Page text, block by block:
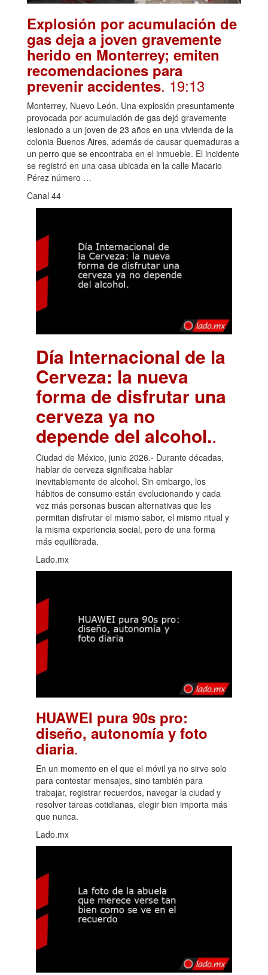
Explosión por acumulación de
gas deja a joven gravemente
herido en Monterrey; emiten
recomendaciones para
prevenir accidentes. 19:13
Monterrey, Nuevo León. Una explosión presuntamente
provocada por acumulación de gas dejó gravemente
lesionado a un joven de 23 años en una vivienda de la
colonia Buenos Aires, además de causar quemaduras a
un perro que se encontraba en el inmueble. El incidente
se registró en una casa ubicada en la calle Macario
Pérez número …
Canal 44
Día Internacional de la
Cerveza: la nueva
forma de disfrutar una
cerveza ya no
depende del alcohol..
Ciudad de México, junio 2026.- Durante décadas,
hablar de cerveza significaba hablar
inevitablemente de alcohol. Sin embargo, los
hábitos de consumo están evolucionando y cada
vez más personas buscan alternativas que les
permitan disfrutar el mismo sabor, el mismo ritual y
la misma experiencia social, pero de una forma
más equilibrada.
Lado.mx
HUAWEI pura 90s pro:
diseño, autonomía y foto
diaria.
En un momento en el que el móvil ya no sirve solo
para contestar mensajes, sino también para
trabajar, registrar recuerdos, navegar la ciudad y
resolver tareas cotidianas, elegir bien importa más
que nunca.
Lado.mx